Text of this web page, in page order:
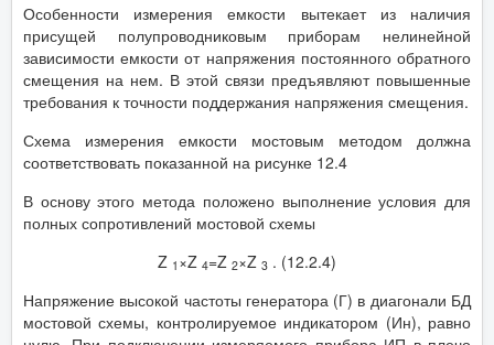
Особенности измерения емкости вытекает из наличия
присущей полупроводниковым приборам нелинейной
зависимости емкости от напряжения постоянного обратного
смещения на нем. В этой связи предъявляют повышенные
требования к точности поддержания напряжения смещения.
Схема измерения емкости мостовым методом должна
соответствовать показанной на рисунке 12.4
В основу этого метода положено выполнение условия для
полных сопротивлений мостовой схемы
Z 1 ×Z 4=Z 2×Z 3 . (12.2.4)
Напряжение высокой частоты генератора (Г) в диагонали БД
мостовой схемы, контролируемое индикатором (Ин), равно